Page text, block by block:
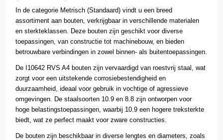
In de categorie Metrisch (Standaard) vindt u een breed
assortiment aan bouten, verkrijgbaar in verschillende materialen
en sterkteklassen. Deze bouten zijn geschikt voor diverse
toepassingen, van constructie tot machinebouw, en bieden
betrouwbare verbindingen in zowel binnen- als buitentoepassingen.
De I10642 RVS A4 bouten zijn vervaardigd van roestvrij staal, wat
zorgt voor een uitstekende corrosiebestendigheid en
duurzaamheid, ideaal voor gebruik in vochtige of agressieve
omgevingen. De staalsoorten 10.9 en 8.8 zijn ontworpen voor
hoge belastingstoepassingen, waarbij 10.9 een hogere treksterkte
biedt, wat ze perfect maakt voor zware constructies.
De bouten zijn beschikbaar in diverse lengtes en diameters, zoals